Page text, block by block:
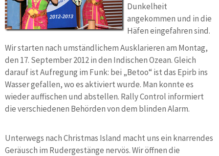
Dunkelheit
angekommen und in die
Häfen eingefahren sind.
Wir starten nach umständlichem Ausklarieren am Montag,
den 17. September 2012 in den Indischen Ozean. Gleich
darauf ist Aufregung im Funk: bei „Betoo“ ist das Epirb ins
Wasser gefallen, wo es aktiviert wurde. Man konnte es
wieder auffischen und abstellen. Rally Control informiert
die verschiedenen Behörden von dem blinden Alarm.
Unterwegs nach Christmas Island macht uns ein knarrendes
Geräusch im Rudergestänge nervös. Wir öffnen die